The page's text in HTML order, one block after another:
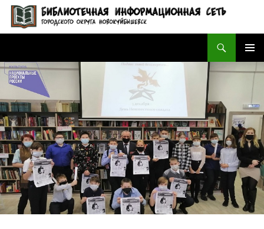
БИБЛИОТЕЧНАЯ ИНФОРМАЦИОННАЯ СЕТЬ городского округа Новокуйбышевск
МЕНЮ
К
СОДЕРЖИМОМУ